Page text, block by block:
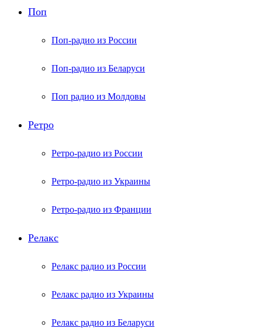
Поп
Поп-радио из России
Поп-радио из Беларуси
Поп радио из Молдовы
Ретро
Ретро-радио из России
Ретро-радио из Украины
Ретро-радио из Франции
Релакс
Релакс радио из России
Релакс радио из Украины
Релакс радио из Беларуси